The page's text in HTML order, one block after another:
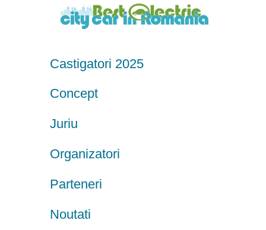
Castigatori 2025
Concept
Juriu
Organizatori
Parteneri
Noutati